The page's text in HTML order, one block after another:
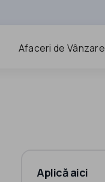
Afaceri de Vânzare
Aplică aici